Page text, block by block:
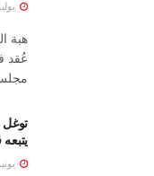
يوليو 1,
هبة
عُقد
توغل
يونيو 29,